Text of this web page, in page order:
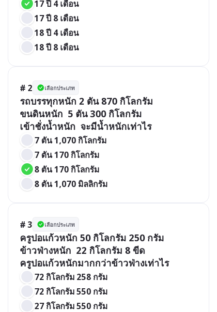
17 ปี 4 เดือน
17 ปี 8 เดือน
18 ปี 4 เดือน
18 ปี 8 เดือน
# 2 เลือกประเภท
รถบรรทุกหนัก 2 ตัน 870 กิโลกรัม
ขนดินหนัก  5 ตัน 300 กิโลกรัม
เข้าชั่งน้ำหนัก  จะมีน้ำหนักเท่าไร
7 ตัน 1,070 กิโลกรัม
7 ตัน 170 กิโลกรัม
8 ตัน 170 กิโลกรัม
8 ตัน 1,070 มิลลิกรัม
# 3 เลือกประเภท
ครูปอแก้วหนัก 50 กิโลกรัม 250 กรัม
ข้าวฟ่างหนัก  22 กิโลกรัม 8 ขีด
ครูปอแก้วหนักมากกว่าข้าวฟ่างเท่าไร
72 กิโลกรัม 258 กรัม
72 กิโลกรัม 550 กรัม
27 กิโลกรัม 550 กรัม